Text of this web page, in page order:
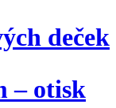
deček
– otisk